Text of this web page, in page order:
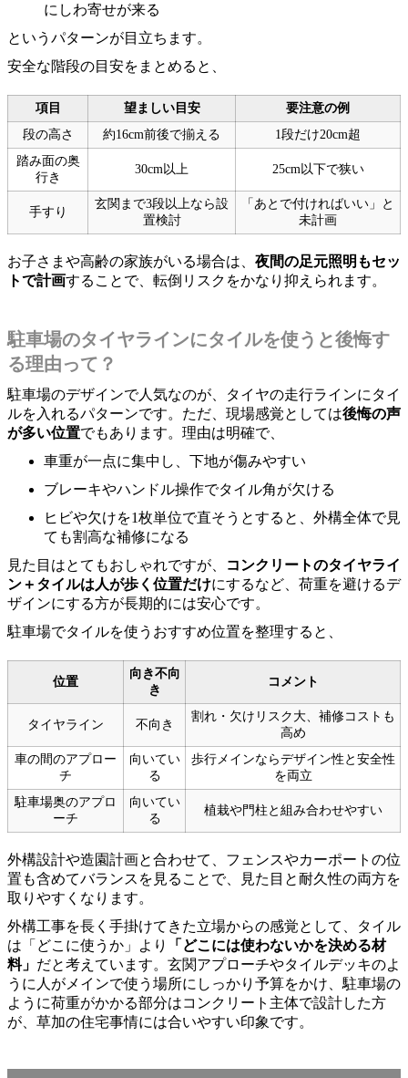
にしわ寄せが来る
というパターンが目立ちます。
安全な階段の目安をまとめると、
項目 望ましい目安
要注意の例
段の高さ
約16cm前後で揃える
1段だけ20cm超
踏み面の奥
行き
30cm以上 25cm以下で狭い
手すり
玄関まで3段以上なら設
置検討
「あとで付ければいい」と
未計画
お子さまや高齢の家族がいる場合は、 夜間の足元照明もセッ
トで計画することで、転倒リスクをかなり抑えられます。
駐車場のタイヤラインにタイルを使うと後悔す
る理由って？
駐車場のデザインで人気なのが、タイヤの走行ラインにタイ
ルを入れるパターンです。ただ、現場感覚としては後悔の声
が多い位置でもあります。理由は明確で、
車重が一点に集中し、下地が傷みやすい
ブレーキやハンドル操作でタイル角が欠ける
ヒビや欠けを1枚単位で直そうとすると、外構全体で見
ても割高な補修になる
見た目はとてもおしゃれですが、
コンクリートのタイヤライ
ン＋タイルは人が歩く位置だけにするなど、荷重を避けるデ
ザインにする方が長期的には安心です。
駐車場でタイルを使うおすすめ位置を整理すると、
位置
向き不向
き
コメント
タイヤライン 不向き
割れ・欠けリスク大、補修コストも
高め
車の間のアプロー
チ
向いてい
る
歩行メインならデザイン性と安全性
を両立
駐車場奥のアプロ
ーチ
向いてい
る
植栽や門柱と組み合わせやすい
外構設計や造園計画と合わせて、フェンスやカーポートの位
置も含めてバランスを見ることで、見た目と耐久性の両方を
取りやすくなります。
外構工事を長く手掛けてきた立場からの感覚として、タイル
は「どこに使うか」より
「どこには使わないかを決める材
料」 だと考えています。玄関アプローチやタイルデッキのよ
うに人がメインで使う場所にしっかり予算をかけ、駐車場の
ように荷重がかかる部分はコンクリート主体で設計した方
が、草加の住宅事情には合いやすい印象です。